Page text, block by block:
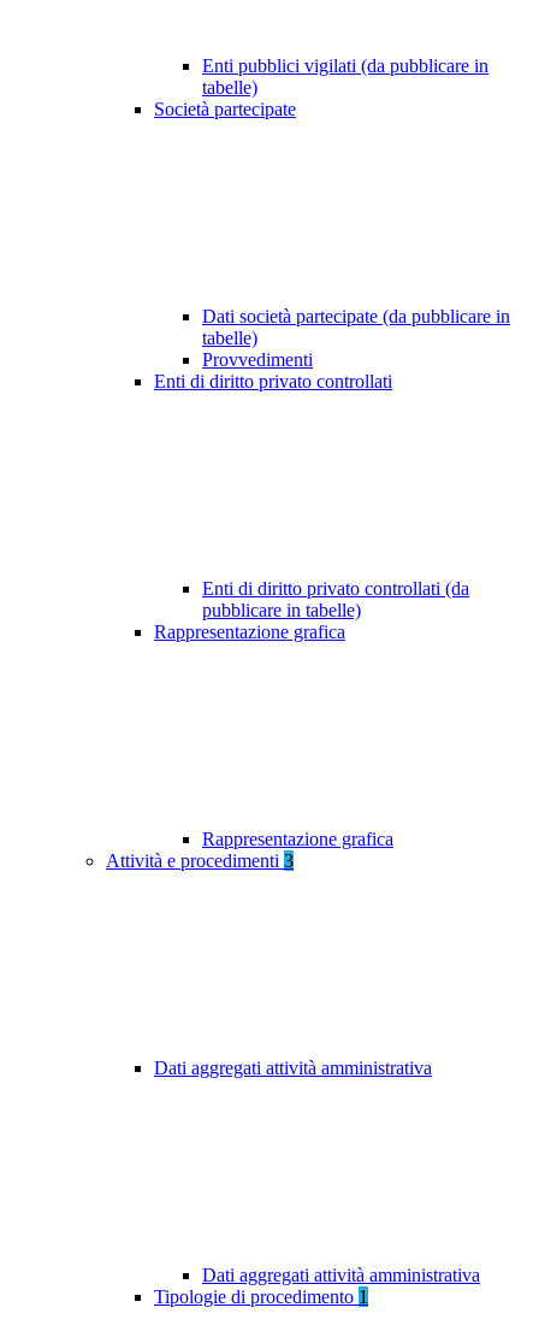
Enti pubblici vigilati (da pubblicare in
tabelle)
Società partecipate
Dati società partecipate (da pubblicare in
tabelle)
Provvedimenti
Enti di diritto privato controllati
Enti di diritto privato controllati (da
pubblicare in tabelle)
Rappresentazione grafica
Rappresentazione grafica
Attività e procedimenti 3
Dati aggregati attività amministrativa
Dati aggregati attività amministrativa
Tipologie di procedimento 1